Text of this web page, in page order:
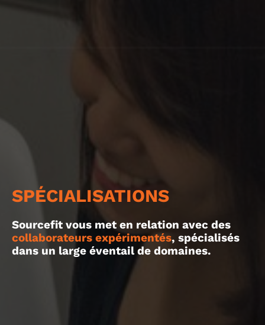
SPÉCIALISATIONS
Sourcefit vous met en relation avec des
collaborateurs expérimentés, spécialisés
dans un large éventail de domaines.